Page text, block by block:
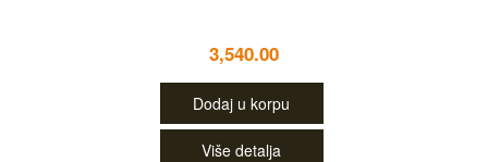
3,540.00
Dodaj u korpu
Više detalja